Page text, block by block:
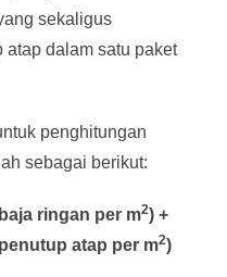
sekaligus
atap dalam satu paket
penghitungan
sebagai berikut:
ringan per m2) +
atap per m2)